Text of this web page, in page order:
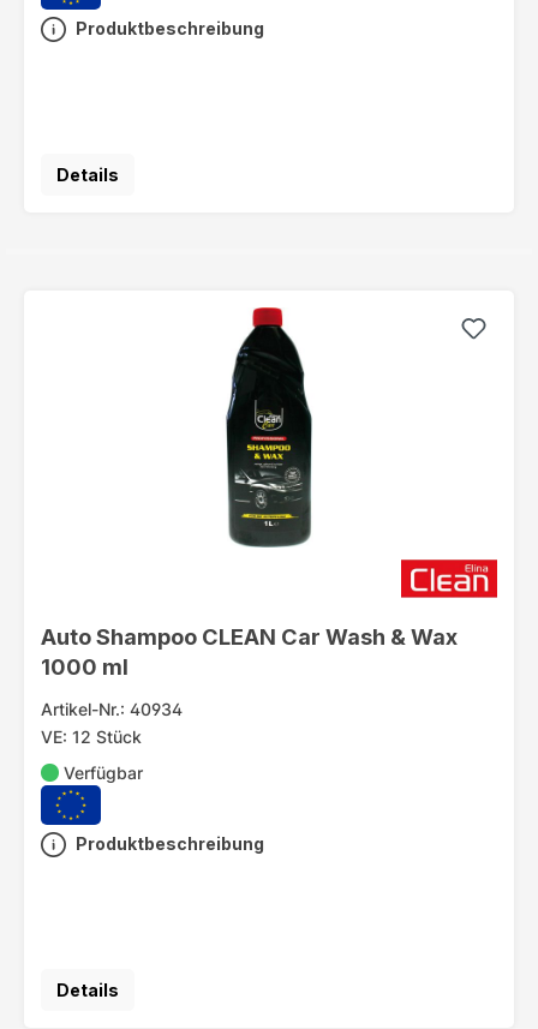
Produktbeschreibung
Details
Auto Shampoo CLEAN Car Wash & Wax
1000 ml
Artikel-Nr.: 40934
VE: 12 Stück
Verfügbar
Produktbeschreibung
Details